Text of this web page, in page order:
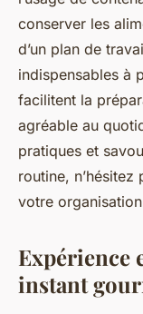
conserver les
d’un plan de
indispensables à
facilitent la
agréable au
pratiques et
routine,
votre
Expérience
instant